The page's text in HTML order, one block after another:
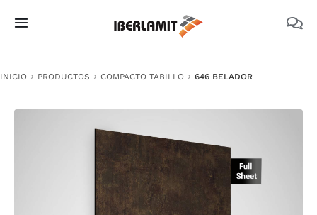
Toggle
NOSOTROS
DOCUMENTACIÓN TÉCNICA
INICIO PRODUCTOS COMPACTO TABILLO 646 BELADOR